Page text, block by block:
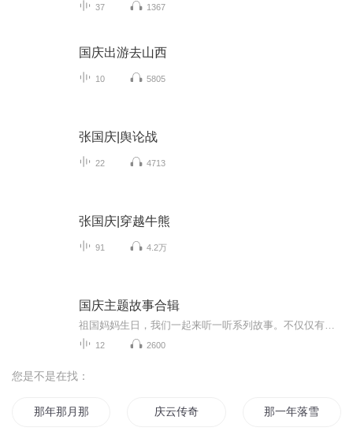
37 1367
国庆出游去山西
10 5805
张国庆|舆论战
22 4713
张国庆|穿越牛熊
91 4.2万
国庆主题故事合辑
12 2600
您是不是在找：
那年那月那时节 庆云传奇 那一年落雪时节